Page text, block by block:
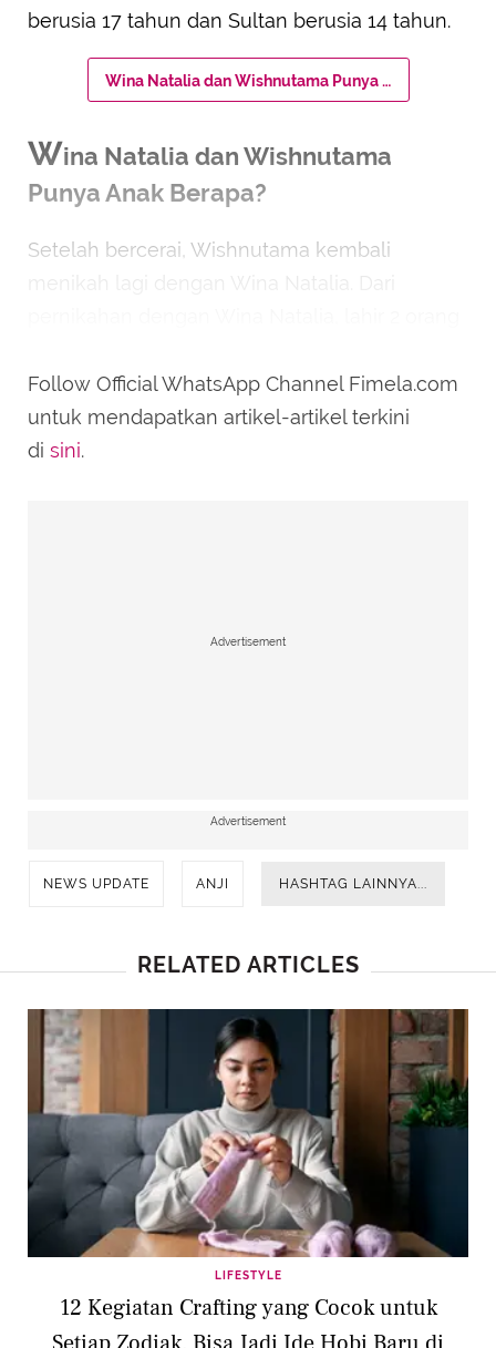
berusia 17 tahun dan Sultan berusia 14 tahun.
Wina Natalia dan Wishnutama Punya Anak Berapa?
Wina Natalia dan Wishnutama
Punya Anak Berapa?
Setelah bercerai, Wishnutama kembali
Saladyne Tama.
Follow Official WhatsApp Channel Fimela.com
untuk mendapatkan artikel-artikel terkini
di sini.
Advertisement
Advertisement
NEWS UPDATE ANJI HASHTAG LAINNYA...
RELATED ARTICLES
LIFESTYLE
12 Kegiatan Crafting yang Cocok untuk